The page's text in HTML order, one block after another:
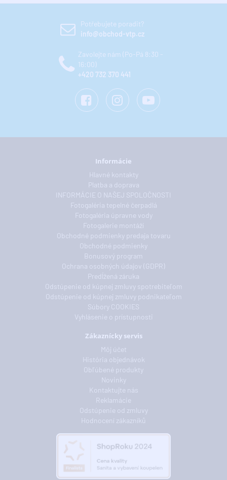
Potřebujete poradit?
info@obchod-vtp.cz
Zavolejte nám (Po-Pá 8:30 -
16:00)
+420 732 370 441
Informácie
Hlavné kontakty
Platba a doprava
INFORMÁCIE O NAŠEJ SPOLOČNOSTI
Fotogaléria tepelné čerpadlá
Fotogaléria úpravne vody
Fotogalerie montáží
Obchodné podmienky predaja tovaru
Obchodné podmienky
Bonusový program
Ochrana osobných údajov (GDPR)
Predĺžená záruka
Odstúpenie od kúpnej zmluvy spotrebiteľom
Odstúpenie od kúpnej zmluvy podnikateľom
Súbory COOKIES
Vyhlásenie o prístupnosti
Zákaznícky servis
Môj účet
História objednávok
Obľúbené produkty
Novinky
Kontaktujte nás
Reklamácie
Odstúpenie od zmluvy
Hodnocení zákazníků